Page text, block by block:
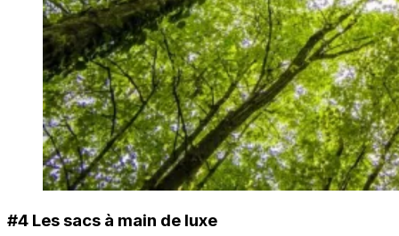
#4 Les sacs à main de luxe